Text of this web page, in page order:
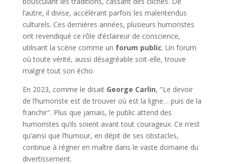
l’autre, il divise, accélérant parfois les malentendus
culturels. Ces dernières années, plusieurs humoristes
ont revendiqué ce rôle d’éclaireur de conscience,
utilisant la scène comme un forum public. Un forum
où toute vérité, aussi désagréable soit-elle, trouve
malgré tout son écho.
En 2023, comme le disait George Carlin, "Le devoir
de l’humoriste est de trouver où est la ligne… puis de la
franchir". Plus que jamais, le public attend des
humoristes qu’ils soient avant tout courageux. Ce n’est
qu’ainsi que l’humour, en dépit de ses obstacles,
continue à régner en maître dans le vaste domaine du
divertissement.